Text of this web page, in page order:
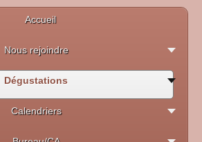
Accueil
Nous rejoindre
Dégustations
Calendriers